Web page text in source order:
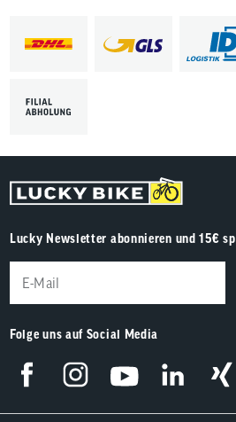
Lucky Newsletter abonnieren und 15€
Folge uns auf Social Media